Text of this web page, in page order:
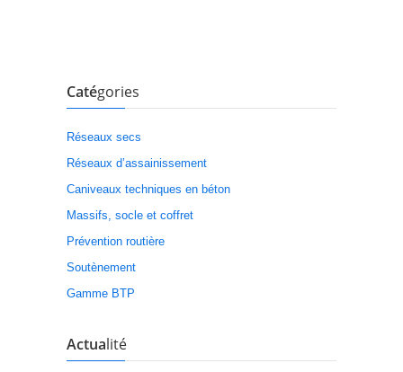
Catégories
Réseaux secs
Réseaux d’assainissement
Caniveaux techniques en béton
Massifs, socle et coffret
Prévention routière
Soutènement
Gamme BTP
Actualité